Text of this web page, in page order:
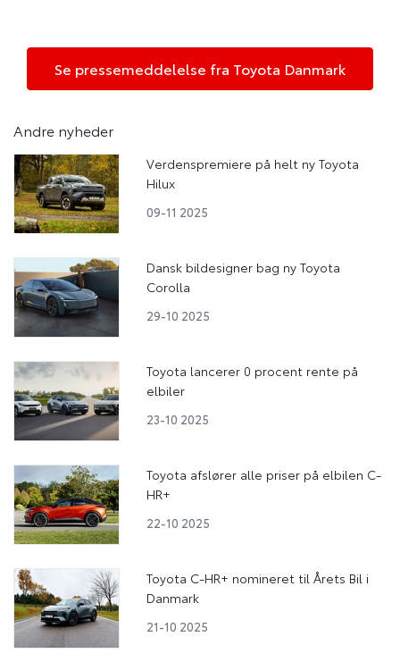
Se pressemeddelelse fra Toyota Danmark
Andre nyheder
Verdenspremiere på helt ny Toyota
Hilux
09-11 2025
Dansk bildesigner bag ny Toyota
Corolla
29-10 2025
Toyota lancerer 0 procent rente på
elbiler
23-10 2025
Toyota afslører alle priser på elbilen C-
HR+
22-10 2025
Toyota C-HR+ nomineret til Årets Bil i
Danmark
21-10 2025